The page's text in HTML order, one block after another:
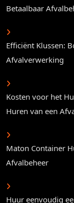
Betaalbaar
Efficiënt Klussen:
Afvalverwerking
Kosten voor het
Huren van een
Maton Container
Afvalbeheer
Huur eenvoudig